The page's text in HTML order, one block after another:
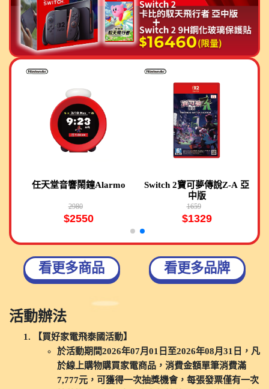
任天堂音響鬧鐘Alarmo
2980
$2550
Switch 2寶可夢傳說Z-A 亞
中版
1659
$1329
看更多商品 看更多品牌
活動辦法
【買好家電飛泰國活動】
於活動期間2026年07月01日至2026年08月31日，凡
於線上購物購買家電商品，消費金額單筆消費滿
7,777元，可獲得一次抽獎機會，每張發票僅有一次